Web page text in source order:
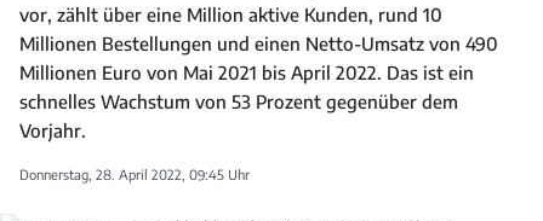
vor, zählt über eine Million aktive Kunden, rund 10
Millionen Bestellungen und einen Netto-Umsatz von 490
Millionen Euro von Mai 2021 bis April 2022. Das ist ein
schnelles Wachstum von 53 Prozent gegenüber dem
Vorjahr.
Donnerstag, 28. April 2022, 09:45 Uhr